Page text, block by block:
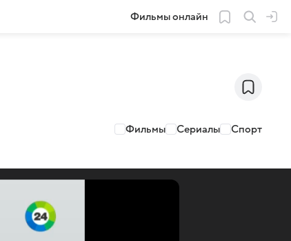
Фильмы онлайн
Фильмы Сериалы Спорт